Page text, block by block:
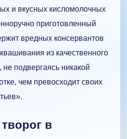
и вкусных кисломолочных
приготовленный
вредных консервантов
из качественного
подвергаясь никакой
чем превосходит своих
в